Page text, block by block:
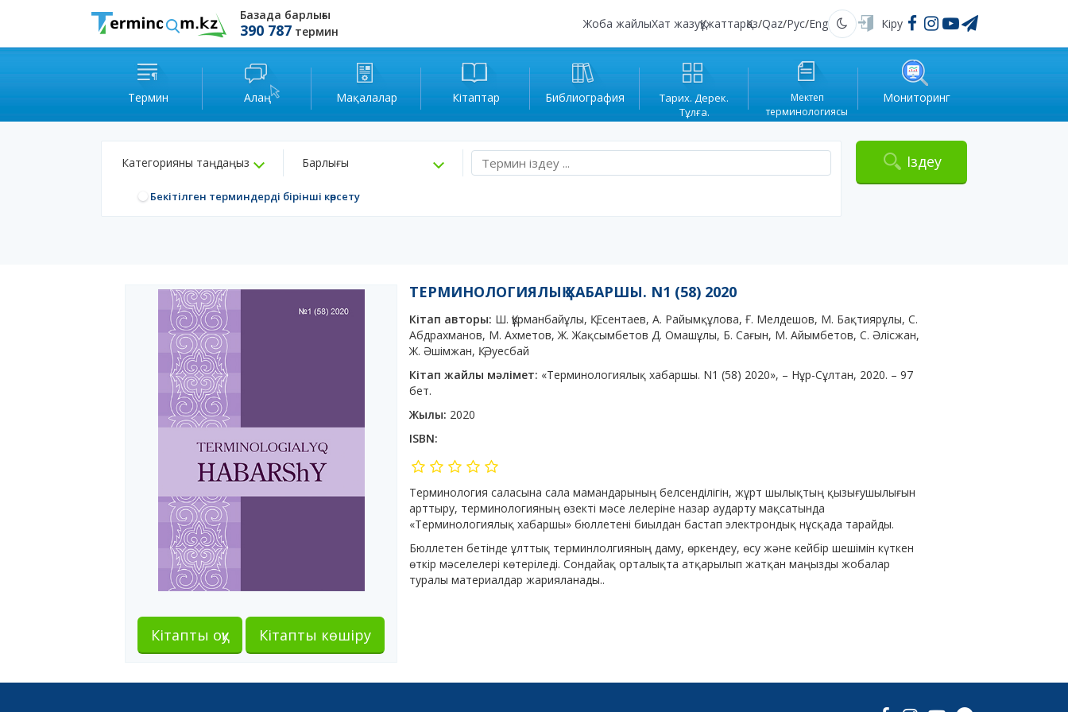
Базада барлығы
390 787 термин
Жоба жайлыХат жазуҚұжаттарҚаз/Qaz/Рус/Eng Қараңғы Кіру
Термин Алаң Мақалалар Кітаптар Библиография
Тарих. Дерек.
Тұлға.
Мектеп
терминологиясы
Мониторинг
Категорияны таңдаңыз Барлығы
Бекітілген терминдерді бірінші көрсету
Іздеу
Кітапты оқу Кітапты көшіру
ТЕРМИНОЛОГИЯЛЫҚ ХАБАРШЫ. N1 (58) 2020
Кітап авторы: Ш. Құрманбайұлы, Қ. Есентаев, А. Райымқұлова, Ғ. Мелдешов, М. Бақтиярұлы, С.
Абдрахманов, М. Ахметов, Ж. Жақсымбетов Д. Омашұлы, Б. Сағын, М. Айымбетов, С. Әлісжан,
Ж. Әшімжан, Қ. Әуесбай
Кітап жайлы мәлімет: «Терминологиялық хабаршы. N1 (58) 2020», – Нұр-Сұлтан, 2020. – 97
бет.
Жылы: 2020
ISBN:
Терминология саласына сала мамандарының белсенділігін, жұрт­ шылықтың қызығушылығын
арттыру, терминологияның өзекті мәсе­ лелеріне назар аударту мақсатында
«Терминологиялық хабаршы» бюллетені биылдан бастап электрондық нұсқада тарайды.
Бюллетен бетінде ұлттық терминлолгияның даму, өркендеу, өсу және кейбір шешімін күткен
өткір мәселелері көтеріледі. Сондай­ақ орталықта атқарылып жатқан маңызды жобалар
туралы материалдар жарияланады..